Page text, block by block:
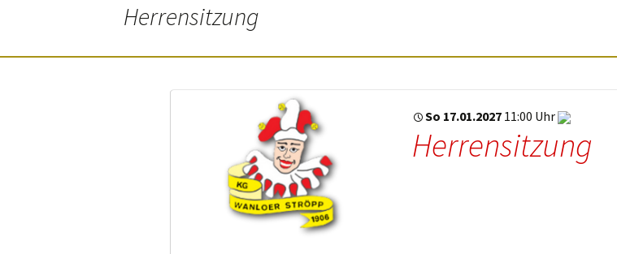
Herrensitzung
So 17.01.2027 11:00 Uhr
Herrensitzung